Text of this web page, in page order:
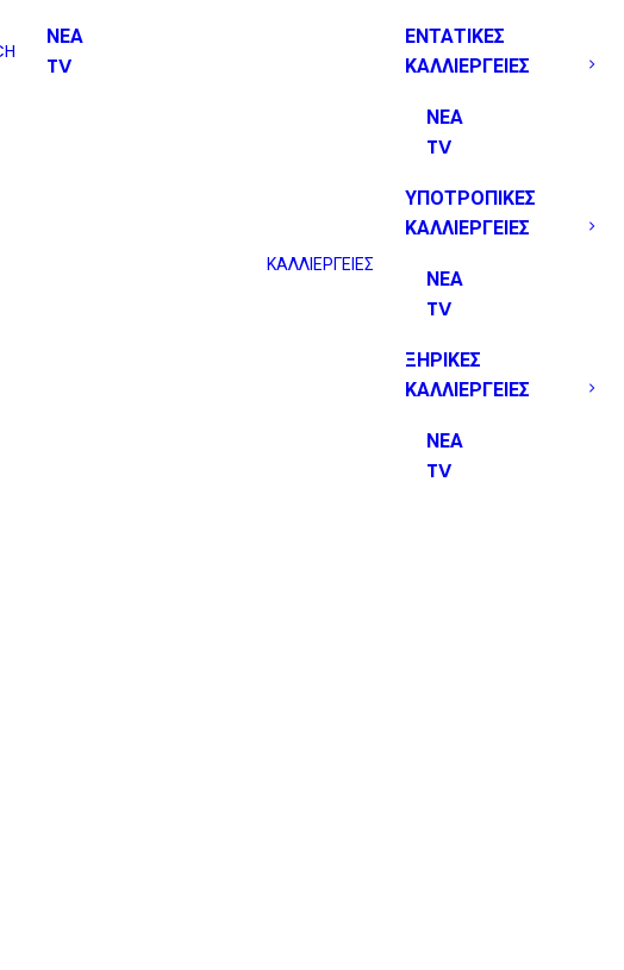
ΝΕΑ
TV
ΚΑΛΛΙΕΡΓΕΙΕΣ
ΕΝΤΑΤΙΚΕΣ
ΚΑΛΛΙΕΡΓΕΙΕΣ
ΝΕΑ
TV
ΥΠΟΤΡΟΠΙΚΕΣ
ΚΑΛΛΙΕΡΓΕΙΕΣ
ΝΕΑ
TV
ΞΗΡΙΚΕΣ
ΚΑΛΛΙΕΡΓΕΙΕΣ
ΝΕΑ
TV